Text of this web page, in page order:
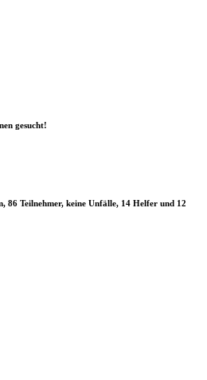
gesucht!
86 Teilnehmer, keine Unfälle, 14 Helfer und 12